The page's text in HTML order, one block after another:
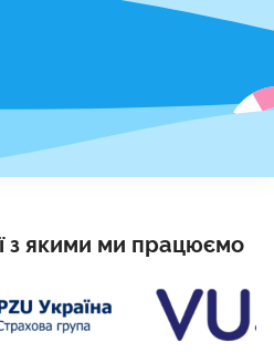
з якими ми працюємо